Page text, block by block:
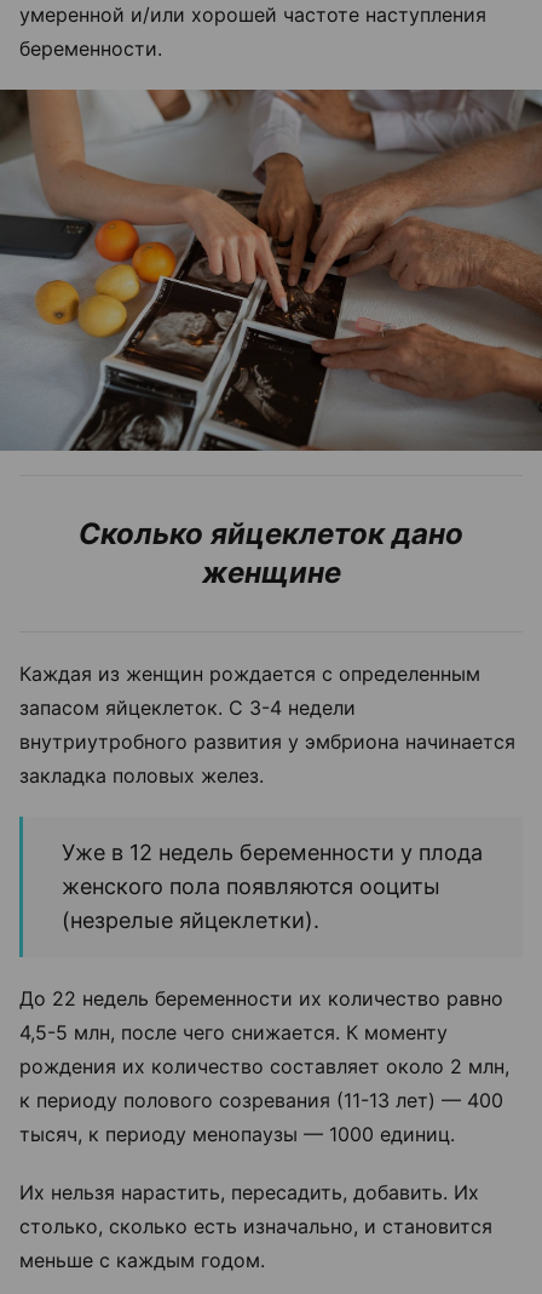
умеренной и/или хорошей частоте наступления
беременности.
Сколько яйцеклеток дано
женщине
Каждая из женщин рождается с определенным
запасом яйцеклеток. С 3-4 недели
внутриутробного развития у эмбриона начинается
закладка половых желез.
Уже в 12 недель беременности у плода
женского пола появляются ооциты
(незрелые яйцеклетки).
До 22 недель беременности их количество равно
4,5-5 млн, после чего снижается. К моменту
рождения их количество составляет около 2 млн,
к периоду полового созревания (11-13 лет) — 400
тысяч, к периоду менопаузы — 1000 единиц.
Их нельзя нарастить, пересадить, добавить. Их
столько, сколько есть изначально, и становится
меньше с каждым годом.